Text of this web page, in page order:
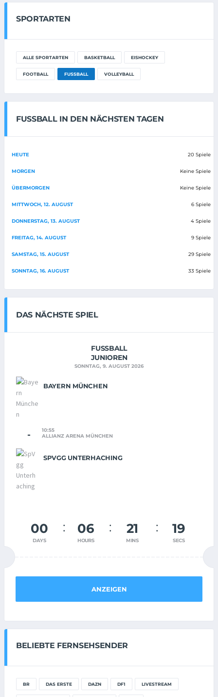
SPORTARTEN
ALLE SPORTARTEN BASKETBALL EISHOCKEY
FOOTBALL FUSSBALL VOLLEYBALL
FUSSBALL IN DEN NÄCHSTEN TAGEN
HEUTE 20 Spiele
MORGEN Keine Spiele
ÜBERMORGEN Keine Spiele
MITTWOCH, 12. AUGUST 6 Spiele
DONNERSTAG, 13. AUGUST 4 Spiele
FREITAG, 14. AUGUST 9 Spiele
SAMSTAG, 15. AUGUST 29 Spiele
SONNTAG, 16. AUGUST 33 Spiele
DAS NÄCHSTE SPIEL
FUSSBALL
JUNIOREN
SONNTAG, 9. AUGUST 2026
BAYERN MÜNCHEN
-
10:55
ALLIANZ ARENA MÜNCHEN
SPVGG UNTERHACHING
00
DAYS
06
HOURS
21
MINS
18
SECS
ANZEIGEN
BELIEBTE FERNSEHSENDER
BR DAS ERSTE DAZN DF1 LIVESTREAM